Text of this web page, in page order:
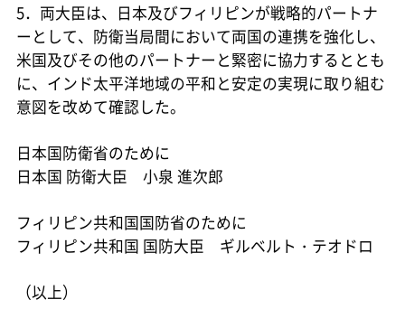
5．両大臣は、日本及びフィリピンが戦略的パートナ
ーとして、防衛当局間において両国の連携を強化し、
米国及びその他のパートナーと緊密に協力するととも
に、インド太平洋地域の平和と安定の実現に取り組む
意図を改めて確認した。
日本国防衛省のために
日本国 防衛大臣 小泉 進次郎
フィリピン共和国国防省のために
フィリピン共和国 国防大臣 ギルベルト・テオドロ
（以上）